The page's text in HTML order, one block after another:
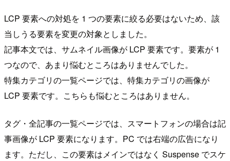
LCP 要素への対処を 1 つの要素に絞る必要はないため、該
当しうる要素を変更の対象としました。
記事本文では、サムネイル画像が LCP 要素です。要素が 1
つなので、あまり悩むところはありませんでした。
特集カテゴリの一覧ページでは、特集カテゴリの画像が
LCP 要素です。こちらも悩むところはありません。
タグ・全記事の一覧ページでは、スマートフォンの場合は記
事画像が LCP 要素になります。PC では右端の広告になり
ます。ただし、この要素はメインではなく Suspense でスケ